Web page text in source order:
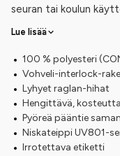
seuran tai koulun
Lue lisää
100 % polyesteri
Vohveli-interlock-
Lyhyet raglan-hihat
Hengittävä,
Pyöreä pääntie
Niskateippi UV801-
Irrotettava etiketti